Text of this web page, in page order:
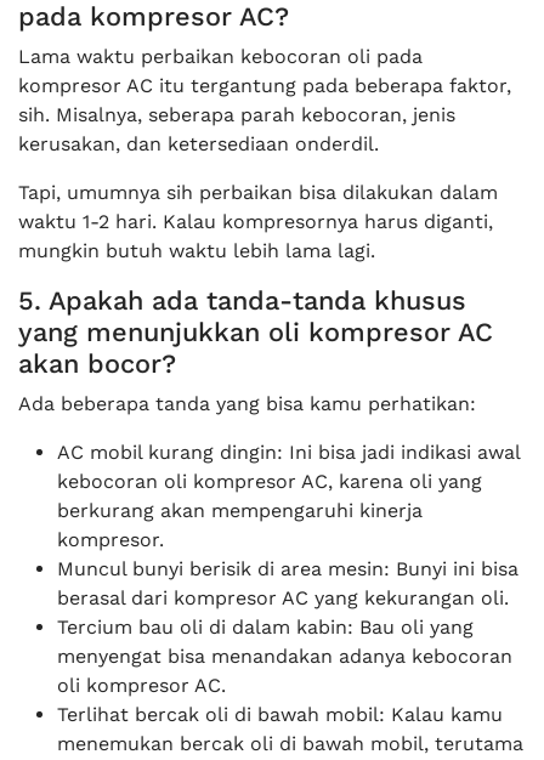
pada kompresor AC?
Lama waktu perbaikan kebocoran oli pada
kompresor AC itu tergantung pada beberapa faktor,
sih. Misalnya, seberapa parah kebocoran, jenis
kerusakan, dan ketersediaan onderdil.
Tapi, umumnya sih perbaikan bisa dilakukan dalam
waktu 1-2 hari. Kalau kompresornya harus diganti,
mungkin butuh waktu lebih lama lagi.
5. Apakah ada tanda-tanda khusus
yang menunjukkan oli kompresor AC
akan bocor?
Ada beberapa tanda yang bisa kamu perhatikan:
AC mobil kurang dingin: Ini bisa jadi indikasi awal
kebocoran oli kompresor AC, karena oli yang
berkurang akan mempengaruhi kinerja
kompresor.
Muncul bunyi berisik di area mesin: Bunyi ini bisa
berasal dari kompresor AC yang kekurangan oli.
Tercium bau oli di dalam kabin: Bau oli yang
menyengat bisa menandakan adanya kebocoran
oli kompresor AC.
Terlihat bercak oli di bawah mobil: Kalau kamu
menemukan bercak oli di bawah mobil, terutama